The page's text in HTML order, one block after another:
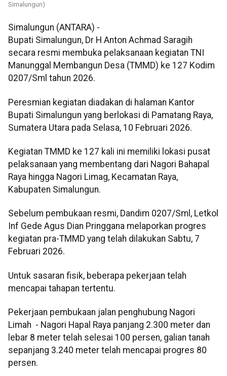
Simalungun)
Simalungun (ANTARA) -
Bupati Simalungun, Dr H Anton Achmad Saragih
secara resmi membuka pelaksanaan kegiatan TNI
Manunggal Membangun Desa (TMMD) ke 127 Kodim
0207/Sml tahun 2026.
Peresmian kegiatan diadakan di halaman Kantor
Bupati Simalungun yang berlokasi di Pamatang Raya,
Sumatera Utara pada Selasa, 10 Februari 2026.
Kegiatan TMMD ke 127 kali ini memiliki lokasi pusat
pelaksanaan yang membentang dari Nagori Bahapal
Raya hingga Nagori Limag, Kecamatan Raya,
Kabupaten Simalungun.
Sebelum pembukaan resmi, Dandim 0207/Sml, Letkol
Inf Gede Agus Dian Pringgana melaporkan progres
kegiatan pra-TMMD yang telah dilakukan Sabtu, 7
Februari 2026.
Untuk sasaran fisik, beberapa pekerjaan telah
mencapai tahapan tertentu.
Pekerjaan pembukaan jalan penghubung Nagori
Limah - Nagori Hapal Raya panjang 2.300 meter dan
lebar 8 meter telah selesai 100 persen, galian tanah
sepanjang 3.240 meter telah mencapai progres 80
persen.